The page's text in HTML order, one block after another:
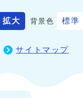
拡大 背景色 標準
サイトマップ